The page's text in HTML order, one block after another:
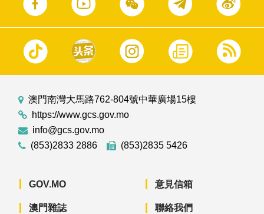
澳門南灣大馬路762-804號中華廣場15樓
https://www.gcs.gov.mo
info@gcs.gov.mo
(853)2833 2886
(853)2835 5426
GOV.MO
澳門雜誌
意見信箱
聯絡我們